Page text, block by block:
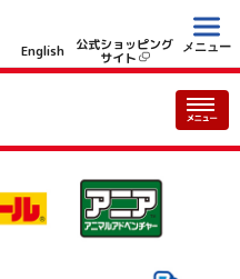
English 公式ショッピング
サイト
メニュー